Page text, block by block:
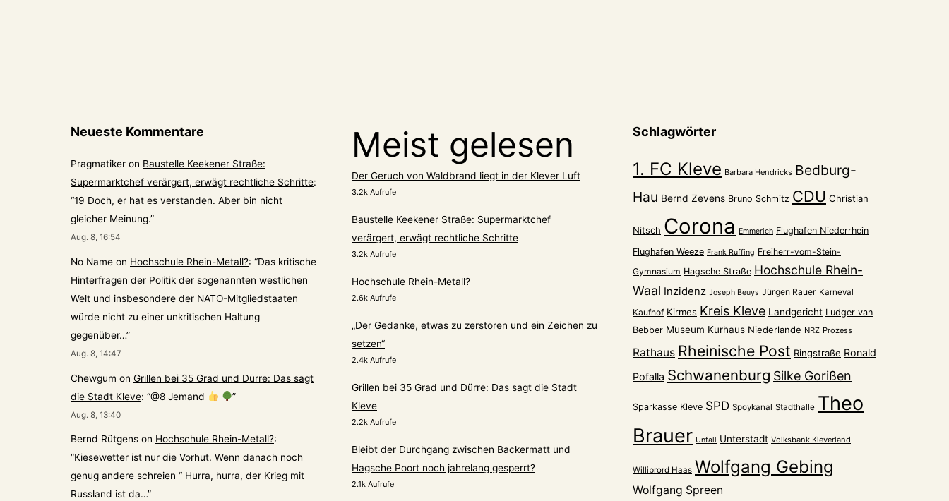
Neueste Kommentare
Pragmatiker on Baustelle Keekener Straße:
Supermarktchef verärgert, erwägt rechtliche Schritte:
“19 Doch, er hat es verstanden. Aber bin nicht
gleicher Meinung.”
Aug. 8, 16:54
No Name on Hochschule Rhein-Metall?: “Das kritische
Hinterfragen der Politik der sogenannten westlichen
Welt und insbesondere der NATO-Mitgliedstaaten
würde nicht zu einer unkritischen Haltung
gegenüber…”
Aug. 8, 14:47
Chewgum on Grillen bei 35 Grad und Dürre: Das sagt
die Stadt Kleve: “@8 Jemand ”
Aug. 8, 13:40
Bernd Rütgens on Hochschule Rhein-Metall?:
“Kiesewetter ist nur die Vorhut. Wenn danach noch
genug andere schreien “ Hurra, hurra, der Krieg mit
Russland ist da…”
Meist gelesen
Der Geruch von Waldbrand liegt in der Klever Luft
3.2k Aufrufe
Baustelle Keekener Straße: Supermarktchef
verärgert, erwägt rechtliche Schritte
3.2k Aufrufe
Hochschule Rhein-Metall?
2.6k Aufrufe
„Der Gedanke, etwas zu zerstören und ein Zeichen zu
setzen“
2.4k Aufrufe
Grillen bei 35 Grad und Dürre: Das sagt die Stadt
Kleve
2.2k Aufrufe
Bleibt der Durchgang zwischen Backermatt und
Hagsche Poort noch jahrelang gesperrt?
2.1k Aufrufe
Schlagwörter
1. FC Kleve Barbara Hendricks Bedburg-
Hau Bernd Zevens Bruno Schmitz CDU Christian
Nitsch Corona Emmerich Flughafen Niederrhein
Flughafen Weeze Frank Ruffing Freiherr-vom-Stein-
Gymnasium Hagsche Straße Hochschule Rhein-
Waal Inzidenz Joseph Beuys Jürgen Rauer Karneval
Kaufhof Kirmes Kreis Kleve Landgericht Ludger van
Bebber Museum Kurhaus Niederlande NRZ Prozess
Rathaus Rheinische Post Ringstraße Ronald
Pofalla Schwanenburg Silke Gorißen
Sparkasse Kleve SPD Spoykanal Stadthalle Theo
Brauer Unfall Unterstadt Volksbank Kleverland
Willibrord Haas Wolfgang Gebing
Wolfgang Spreen